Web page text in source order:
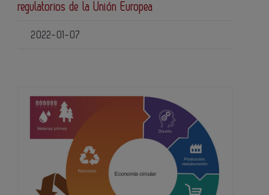
regulatorios de la Unión Europea
2022-01-07